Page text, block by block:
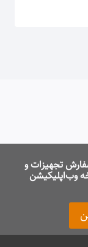
تجهیزات و
وب‌اپلیکیشن